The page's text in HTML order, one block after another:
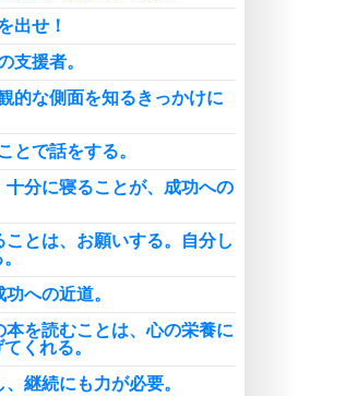
出せ！
支援者。
的な側面を知るきっかけに
とで話をする。
十分に寝ることが、成功への
ことは、お願いする。自分し
への近道。
本を読むことは、心の栄養に
くれる。
継続にも力が必要。